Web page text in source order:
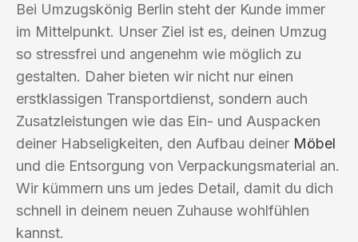
Bei Umzugskönig Berlin steht der Kunde immer
im Mittelpunkt. Unser Ziel ist es, deinen Umzug
so stressfrei und angenehm wie möglich zu
gestalten. Daher bieten wir nicht nur einen
erstklassigen Transportdienst, sondern auch
Zusatzleistungen wie das Ein- und Auspacken
deiner Habseligkeiten, den Aufbau deiner Möbel
und die Entsorgung von Verpackungsmaterial an.
Wir kümmern uns um jedes Detail, damit du dich
schnell in deinem neuen Zuhause wohlfühlen
kannst.